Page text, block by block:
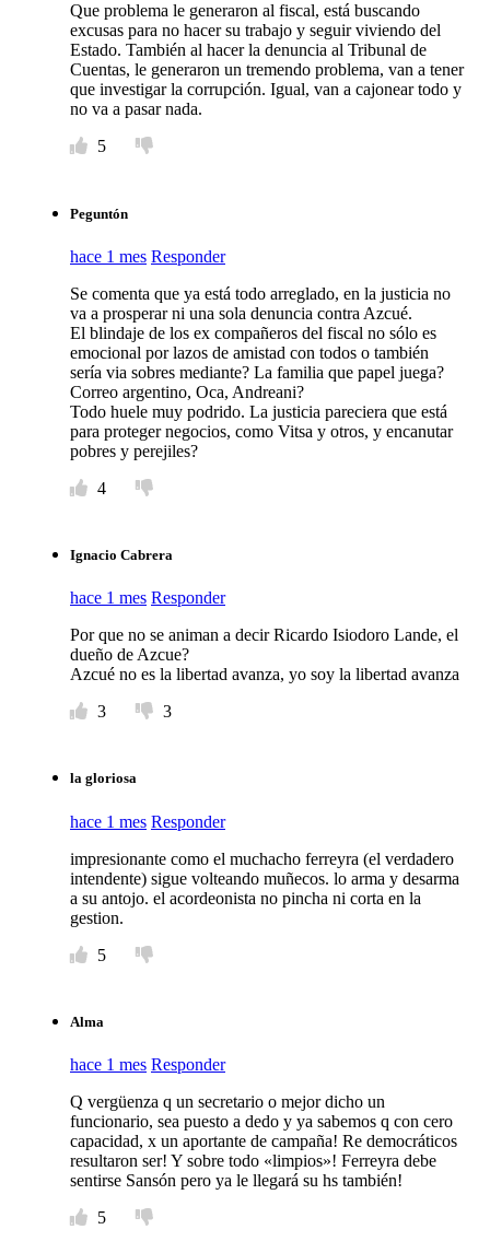
Que problema le generaron al fiscal, está buscando
excusas para no hacer su trabajo y seguir viviendo del
Estado. También al hacer la denuncia al Tribunal de
Cuentas, le generaron un tremendo problema, van a tener
que investigar la corrupción. Igual, van a cajonear todo y
no va a pasar nada.
5
Peguntón
hace 1 mes Responder
Se comenta que ya está todo arreglado, en la justicia no
va a prosperar ni una sola denuncia contra Azcué.
El blindaje de los ex compañeros del fiscal no sólo es
emocional por lazos de amistad con todos o también
sería via sobres mediante? La familia que papel juega?
Correo argentino, Oca, Andreani?
Todo huele muy podrido. La justicia pareciera que está
para proteger negocios, como Vitsa y otros, y encanutar
pobres y perejiles?
4
Ignacio Cabrera
hace 1 mes Responder
Por que no se animan a decir Ricardo Isiodoro Lande, el
dueño de Azcue?
Azcué no es la libertad avanza, yo soy la libertad avanza
3
3
la gloriosa
hace 1 mes Responder
impresionante como el muchacho ferreyra (el verdadero
intendente) sigue volteando muñecos. lo arma y desarma
a su antojo. el acordeonista no pincha ni corta en la
gestion.
5
Alma
hace 1 mes Responder
Q vergüenza q un secretario o mejor dicho un
funcionario, sea puesto a dedo y ya sabemos q con cero
capacidad, x un aportante de campaña! Re democráticos
resultaron ser! Y sobre todo «limpios»! Ferreyra debe
sentirse Sansón pero ya le llegará su hs también!
5